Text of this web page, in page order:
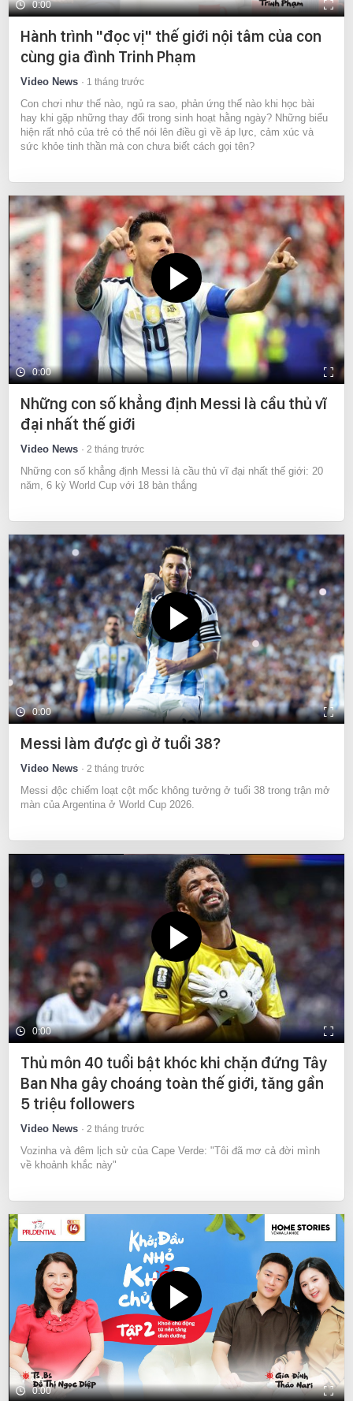
0:00
Hành trình "đọc vị" thế giới nội tâm của con
cùng gia đình Trinh Phạm
Video News 1 tháng trước
Con chơi như thế nào, ngủ ra sao, phản ứng thế nào khi học bài
hay khi gặp những thay đổi trong sinh hoạt hằng ngày? Những biểu
hiện rất nhỏ của trẻ có thể nói lên điều gì về áp lực, cảm xúc và
sức khỏe tinh thần mà con chưa biết cách gọi tên?
0:00
Những con số khẳng định Messi là cầu thủ vĩ
đại nhất thế giới
Video News 2 tháng trước
Những con số khẳng định Messi là cầu thủ vĩ đại nhất thế giới: 20
năm, 6 kỳ World Cup với 18 bàn thắng
0:00
Messi làm được gì ở tuổi 38?
Video News 2 tháng trước
Messi độc chiếm loạt cột mốc không tưởng ở tuổi 38 trong trận mở
màn của Argentina ở World Cup 2026.
0:00
Thủ môn 40 tuổi bật khóc khi chặn đứng Tây
Ban Nha gây choáng toàn thế giới, tăng gần
5 triệu followers
Video News 2 tháng trước
Vozinha và đêm lịch sử của Cape Verde: "Tôi đã mơ cả đời mình
về khoảnh khắc này"
0:00